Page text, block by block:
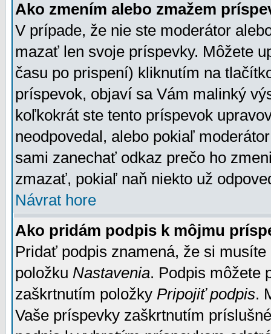
Ako zmením alebo zmažem
V prípade, že nie ste moderátor
mazať len svoje príspevky. Môžete
času po prispení) kliknutím na
príspevok, objaví sa Vám malinký
koľkokrát ste tento príspevok
neodpovedal, alebo pokiaľ
sami zanechať odkaz prečo ho
zmazať, pokiaľ naň niekto už
Návrat hore
Ako pridám podpis k môjmu
Pridať podpis znamená, že si
položku Nastavenia. Podpis môžete
zaškrtnutím položky Pripojiť podpis.
Vaše príspevky zaškrtnutím